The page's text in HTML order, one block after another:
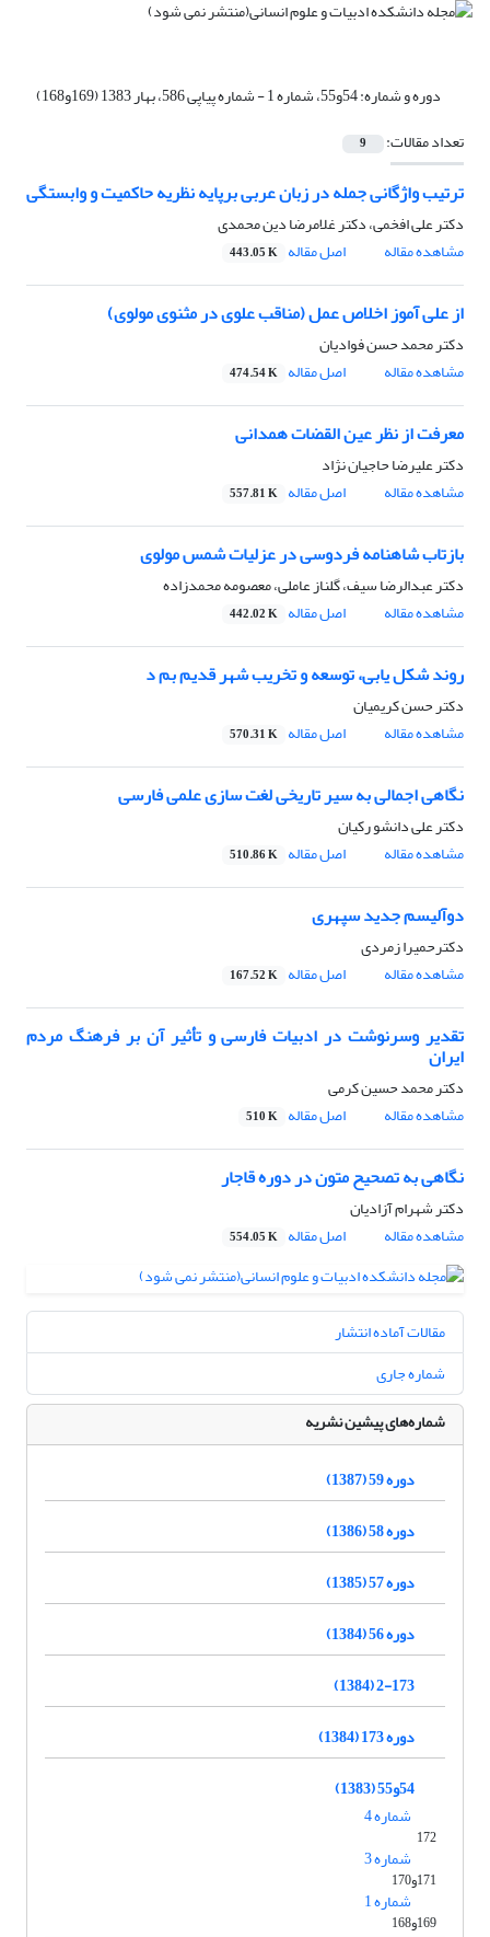
دوره و شماره:54و55، شماره 1 - شماره پیاپی 586، بهار 1383 (169و168)
تعداد مقالات:
9
ترتیب واژگانی جمله در زبان عربی برپایه نظریه حاکمیت و وابستگی
دکتر على افخمى، دکتر غلامرضا دین محمدی
مشاهده مقاله
اصل مقاله 443.05 K
از علی آموز اخلاص عمل (مناقب علوی در مثنوی مولوی)
دکتر محمد حسن فوادیان
مشاهده مقاله
اصل مقاله 474.54 K
معرفت از نظر عین القضات همدانی
دکتر علیرضا حاجیان نژاد
مشاهده مقاله
اصل مقاله 557.81 K
بازتاب شاهنامه فردوسی در عزلیات شمس مولوی
دکتر عبدالرضا سیف، گلناز عاملى، معصومه محمدزاده
مشاهده مقاله
اصل مقاله 442.02 K
روند شکل یابی، توسعه و تخریب شهر قدیم بم د
دکتر حسن کریمیان
مشاهده مقاله
اصل مقاله 570.31 K
نگاهی اجمالی به سیر تاریخی لغت سازی علمی فارسی
دکتر على دانشو رکیان
مشاهده مقاله
اصل مقاله 510.86 K
دوآلیسم جدید سپهری
دکترحمیرا زمردى
مشاهده مقاله
اصل مقاله 167.52 K
تقدیر وسرنوشت در ادبیات فارسی و تأثیر آن بر فرهنگ مردم
ایران
دکتر محمد حسین کرمى
مشاهده مقاله
اصل مقاله 510 K
نگاهی به تصحیح متون در دوره قاجار
دکتر شهرام آزادیان
مشاهده مقاله
اصل مقاله 554.05 K
مقالات آماده انتشار
شماره جاری
شماره‌های پیشین نشریه
دوره 59 (1387)
دوره 58 (1386)
دوره 57 (1385)
دوره 56 (1384)
2-173 (1384)
دوره 173 (1384)
54و55 (1383)
شماره 4
172
شماره 3
171و170
شماره 1
169و168